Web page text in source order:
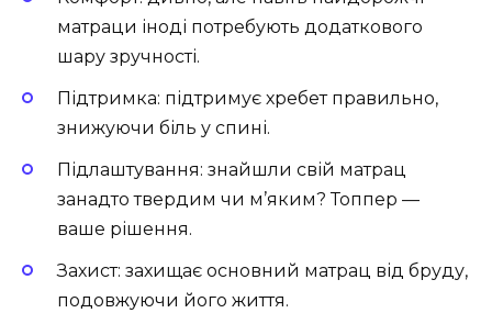
матраци іноді потребують додаткового
шару зручності.
Підтримка: підтримує хребет правильно,
знижуючи біль у спині.
Підлаштування: знайшли свій матрац
занадто твердим чи м’яким? Топпер —
ваше рішення.
Захист: захищає основний матрац від бруду,
подовжуючи його життя.